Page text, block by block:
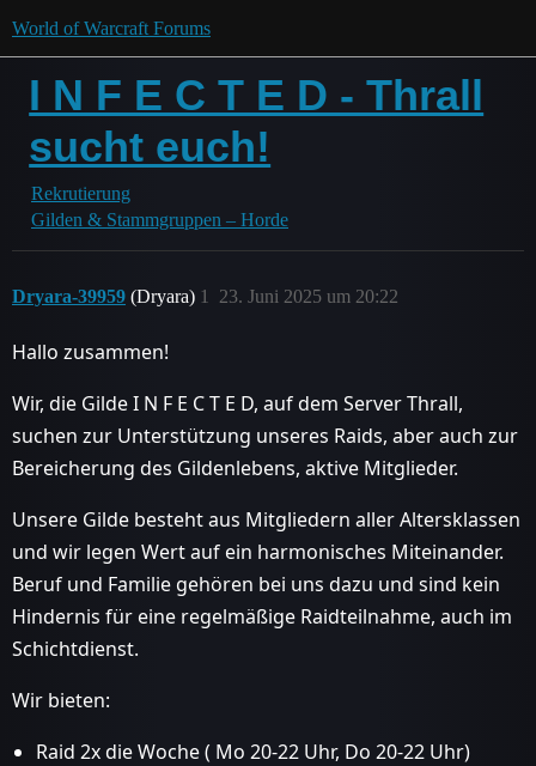
World of Warcraft Forums
I N F E C T E D - Thrall
sucht euch!
Rekrutierung
Gilden & Stammgruppen – Horde
Dryara-39959 (Dryara) 23. Juni 2025 um 20:22
1
Hallo zusammen!
Wir, die Gilde I N F E C T E D, auf dem Server Thrall,
suchen zur Unterstützung unseres Raids, aber auch zur
Bereicherung des Gildenlebens, aktive Mitglieder.
Unsere Gilde besteht aus Mitgliedern aller Altersklassen
und wir legen Wert auf ein harmonisches Miteinander.
Beruf und Familie gehören bei uns dazu und sind kein
Hindernis für eine regelmäßige Raidteilnahme, auch im
Schichtdienst.
Wir bieten:
Raid 2x die Woche ( Mo 20-22 Uhr, Do 20-22 Uhr)